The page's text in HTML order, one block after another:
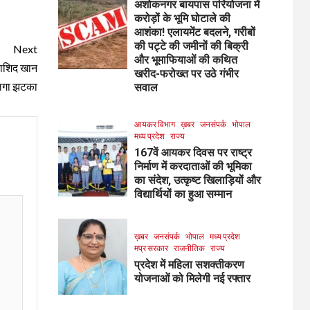
Next
खान
झटका
अशोकनगर बायपास परियोजना में
करोड़ों के भूमि घोटाले की
आशंका! एलायमेंट बदलने, गरीबों
की पट्टे की जमीनों की बिक्री
और भूमाफियाओं की कथित
खरीद-फरोख्त पर उठे गंभीर
सवाल
आयकर विभाग ख़बर जनसंपर्क भोपाल
मध्य प्रदेश राज्य
167वें आयकर दिवस पर राष्ट्र
निर्माण में करदाताओं की भूमिका
का संदेश, उत्कृष्ट खिलाड़ियों और
विद्यार्थियों का हुआ सम्मान
ख़बर जनसंपर्क भोपाल मध्य प्रदेश
मप्र सरकार राजनीतिक राज्य
प्रदेश में महिला सशक्तीकरण
योजनाओं को मिलेगी नई रफ्तार